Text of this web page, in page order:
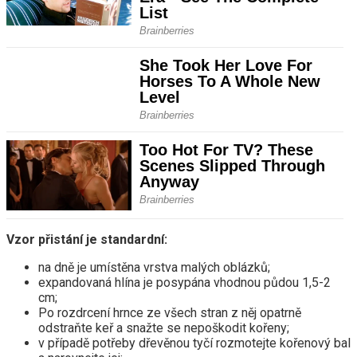
Vzor přistání je standardní:
na dně je umístěna vrstva malých oblázků;
expandovaná hlína je posypána vhodnou půdou 1,5-2
cm;
Po rozdrcení hrnce ze všech stran z něj opatrně
odstraňte keř a snažte se nepoškodit kořeny;
v případě potřeby dřevěnou tyčí rozmotejte kořenový bal